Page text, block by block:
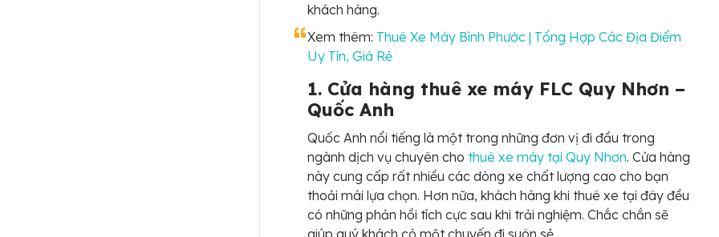
khách hàng.
Xem thêm: Thuê Xe Máy Bình Phước | Tổng Hợp Các Địa Điểm
Uy Tín, Giá Rẻ
1. Cửa hàng thuê xe máy FLC Quy Nhơn –
Quốc Anh
Quốc Anh nổi tiếng là một trong những đơn vị đi đầu trong
ngành dịch vụ chuyên cho thuê xe máy tại Quy Nhơn. Cửa hàng
này cung cấp rất nhiều các dòng xe chất lượng cao cho bạn
thoải mái lựa chọn. Hơn nữa, khách hàng khi thuê xe tại đây đều
có những phản hồi tích cực sau khi trải nghiệm. Chắc chắn sẽ
giúp quý khách có một chuyến đi suôn sẻ.